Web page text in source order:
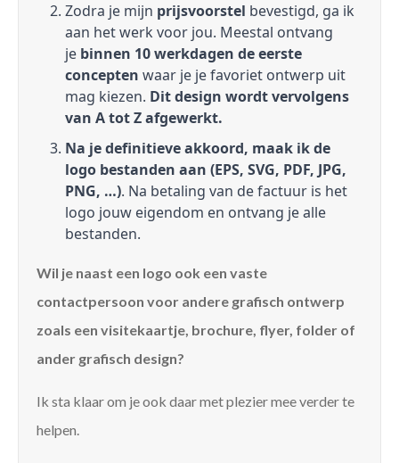
Zodra je mijn prijsvoorstel bevestigd, ga ik
aan het werk voor jou. Meestal ontvang
je binnen 10 werkdagen de eerste
concepten waar je je favoriet ontwerp uit
mag kiezen. Dit design wordt vervolgens
van A tot Z afgewerkt.
Na je definitieve akkoord, maak ik de
logo bestanden aan (EPS, SVG, PDF, JPG,
PNG, …). Na betaling van de factuur is het
logo jouw eigendom en ontvang je alle
bestanden.
Wil je naast een logo ook een vaste
contactpersoon voor andere grafisch ontwerp
zoals een visitekaartje, brochure, flyer, folder of
ander grafisch design?
Ik sta klaar om je ook daar met plezier mee verder te
helpen.